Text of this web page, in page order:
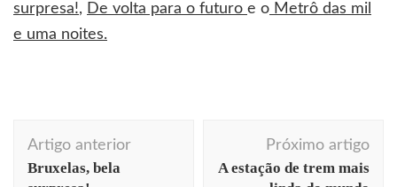
surpresa!, De volta para o futuro e o Metrô das mil
e uma noites.
Navegação
de
Artigo anterior
Bruxelas, bela
Próximo artigo
A estação de trem mais